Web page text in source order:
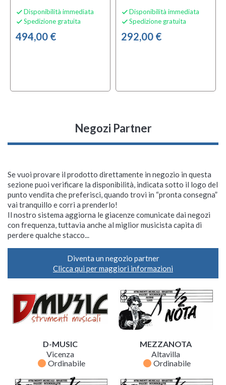
 Disponibilità immediata
 Spedizione gratuita
494,00 €
 Disponibilità immediata
 Spedizione gratuita
292,00 €
Negozi Partner
Se vuoi provare il prodotto direttamente in negozio in questa
sezione puoi verificare la disponibilità, indicata sotto il logo del
punto vendita che preferisci, quando trovi in “pronta consegna”
vai tranquillo e corri a prenderlo!
Il nostro sistema aggiorna le giacenze comunicate dai negozi
con frequenza, tuttavia anche al miglior musicista capita di
perdere qualche stacco...
Diventa un negozio partner
Clicca qui per maggiori informazioni
D-MUSIC
Vicenza
fiber_manual_record Ordinabile
MEZZANOTA
Altavilla
fiber_manual_record Ordinabile